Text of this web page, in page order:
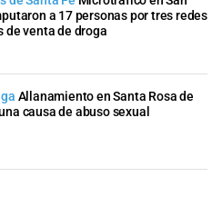
a 17 personas por tres redes
de venta de droga
Allanamiento en Santa Rosa de
causa de abuso sexual